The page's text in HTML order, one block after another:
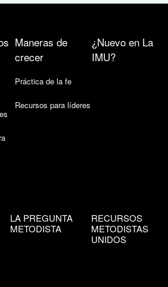
Maneras de
crecer
Práctica de la fe
Recursos para líderes
¿Nuevo en La
IMU?
LA PREGUNTA
METODISTA
RECURSOS
METODISTAS
UNIDOS